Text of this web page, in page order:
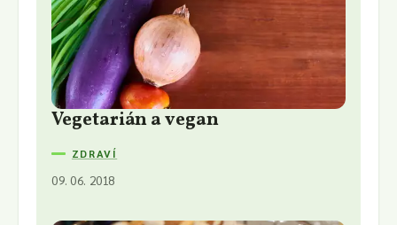
Vegetarián a vegan
ZDRAVÍ
09. 06. 2018